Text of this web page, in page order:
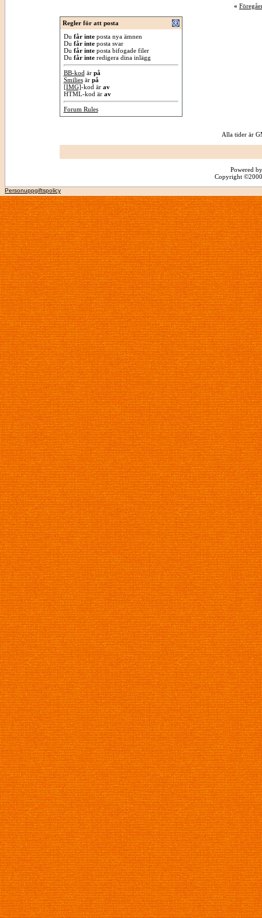
«
Regler för att posta
Du får inteposta nya ämnen
Du får inteposta svar
Du får inteposta bifogade filer
Du får interedigera dina inlägg
BB-kod är på
Smiliesär på
[IMG]-kod är av
HTML-kod är av
Forum Rules
Alla tider är
Powered
Copyright
Personuppgiftspolicy